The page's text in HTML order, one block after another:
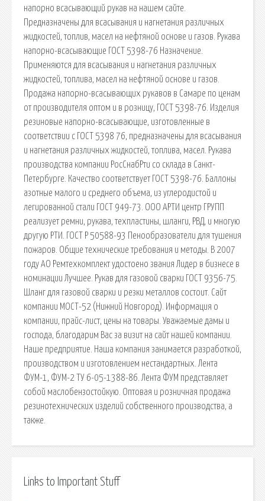
напорно всасывающий рукав на нашем сайте.
Предназначены для всасывания и нагнетания различных
жидкостей, топлив, масел на нефтяной основе и газов. Рукава
напорно-всасывающие ГОСТ 5398-76 Назначение.
Применяются для всасывания и нагнетания различных
жидкостей, топлива, масел на нефтяной основе и газов.
Продажа напорно-всасывающих рукавов в Самаре по ценам
от производителя оптом и в розницу, ГОСТ 5398-76. Изделия
резиновые напорно-всасывающие, изготовленные в
соответствии с ГОСТ 5398 76, предназначены для всасывания
и нагнетания различных жидкостей, топлива, масел. Рукава
производства компании РосСнабРти со склада в Санкт-
Петербурге. Качество соответствует ГОСТ 5398-76. Баллоны
азотные малого и среднего объема, из углеродистой и
легированной стали ГОСТ 949-73. ООО АРТИ центр ГРУПП
реализует ремни, рукава, техпластины, шланги, РВД, и многую
другую РТИ. ГОСТ Р 50588-93 Пенообразователи для тушения
пожаров. Общие технические требования и методы. В 2007
году АО Ремтехкомплект удостоено звания Лидер в бизнесе в
номинации Лучшее. Рукав для газовой сварки ГОСТ 9356-75.
Шланг для газовой сварки и резки металлов состоит. Сайт
компании МОСТ-52 (Нижний Новгород). Информация о
компании, прайс-лист, цены на товары. Уважаемые дамы и
господа, благодарим Вас за визит на сайт нашей компании.
Наше предприятие. Наша компания занимается разработкой,
производством и изготовлением нестандартных. Лента
ФУМ-1, ФУМ-2 ТУ 6-05-1388-86. Лента ФУМ представляет
собой маслобензостойкую. Оптовая и розничная продажа
резинотехнических изделий собственного производства, а
также.
Links to Important Stuff